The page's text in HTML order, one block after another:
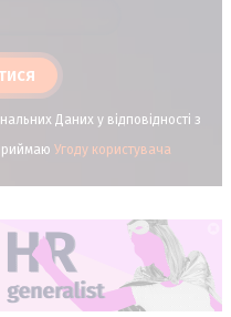
Даних у відповідності з
Угоду користувача